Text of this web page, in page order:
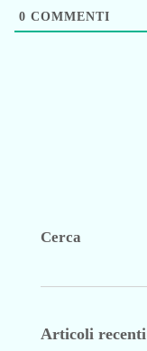
0 COMMENTI
Cerca
Articoli recenti